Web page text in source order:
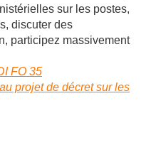
sur les postes,
discuter des
participez massivement
FO 35
projet de décret sur les